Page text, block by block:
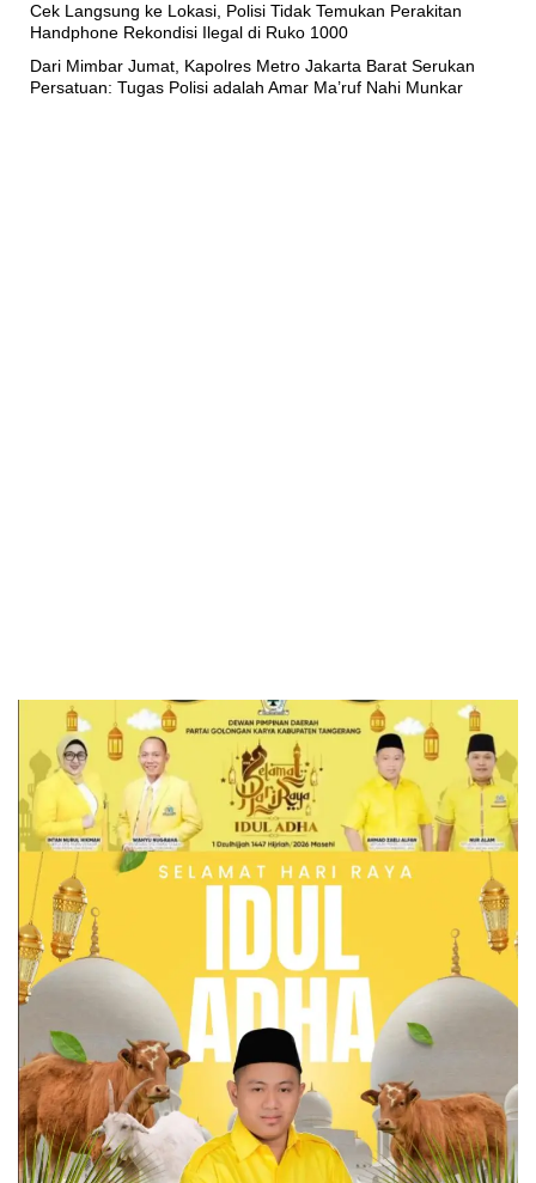
Cek Langsung ke Lokasi, Polisi Tidak Temukan Perakitan
Handphone Rekondisi Ilegal di Ruko 1000
Dari Mimbar Jumat, Kapolres Metro Jakarta Barat Serukan
Persatuan: Tugas Polisi adalah Amar Ma’ruf Nahi Munkar